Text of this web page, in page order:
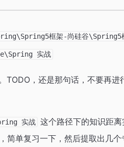
框架-尚硅谷\Spring5
实战
，还是那句话，不要再进
实战 这个路径下的知识距离
简单复习一下，然后提取出几个